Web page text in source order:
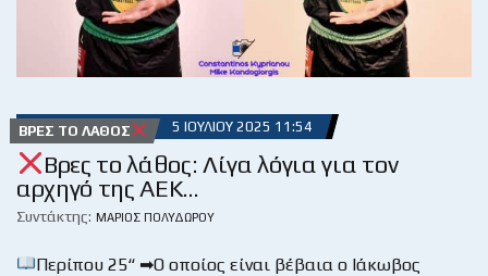
ΒΡΕΣ ΤΟ ΛΆΘΟΣ 5 ΙΟΥΛΊΟΥ 2025 11:54
Βρες το λάθος: Λίγα λόγια για τον
αρχηγό της ΑΕΚ…
Συντάκτης: ΜΆΡΙΟΣ ΠΟΛΥΔΏΡΟΥ
Περίπου 25“ ➡Ο οποίος είναι βέβαια ο Ιάκωβος